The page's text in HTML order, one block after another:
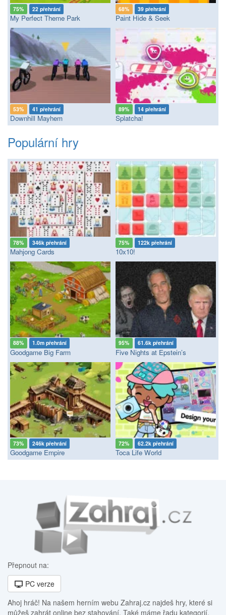
75% 22 přehrání
My Perfect Theme Park
68% 39 přehrání
Paint Hide & Seek
53% 41 přehrání
Downhill Mayhem
89% 14 přehrání
Splatcha!
Populární hry
78% 346k přehrání
Mahjong Cards
75% 122k přehrání
10x10!
88% 1.0m přehrání
Goodgame Big Farm
95% 61.6k přehrání
Five Nights at Epstein’s
73% 246k přehrání
Goodgame Empire
72% 62.2k přehrání
Toca Life World
Přepnout na:
PC verze
Ahoj hráč! Na našem herním webu Zahraj.cz najdeš hry, které si
můžeš zahrát online bez stahování. Také máme řadu kategorií,